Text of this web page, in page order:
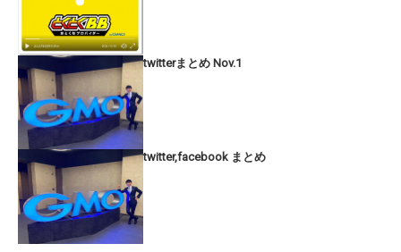
twitterまとめ Nov.1
twitter,facebook まとめ